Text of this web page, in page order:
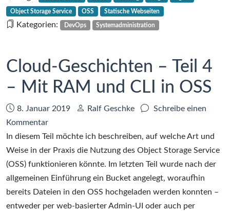
Service
(OSS)
–
Teil
Hosting
mit
Object
Storage
Service
Object Storage Service OSS Statische Webseiten
Kategorien: DevOps Systemadministration
Cloud-Geschichten – Teil 4
– Mit RAM und CLI in OSS
Datum:
8. Januar 2019 Autor:
Ralf Geschke
Schreibe einen
Kommentarzu
Cloud-
Geschichten
–
Teil
4
–
In diesem Teil möchte ich beschreiben, auf welche Art und
Weise in der Praxis die Nutzung des Object Storage Service
(OSS) funktionieren könnte. Im letzten Teil wurde nach der
allgemeinen Einführung ein Bucket angelegt, woraufhin
bereits Dateien in den OSS hochgeladen werden konnten –
entweder per web-basierter Admin-UI oder auch per